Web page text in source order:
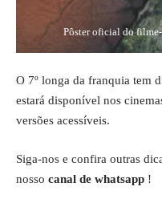
Pôster oficial do
O 7º longa da franquia tem
estará disponível nos
versões acessíveis.
Siga-nos e confira outras
nosso canal de whatsapp !